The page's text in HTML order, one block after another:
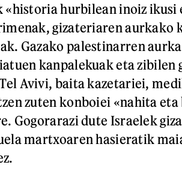
«historia hurbilean inoiz ikusi
gizateriaren aurkako
Gazako palestinarren
kanpalekuak eta zibilen
Avivi, baita kazetariei,
zuten konboiei «nahita eta
Gogorarazi dute Israelek
martxoaren hasieratik